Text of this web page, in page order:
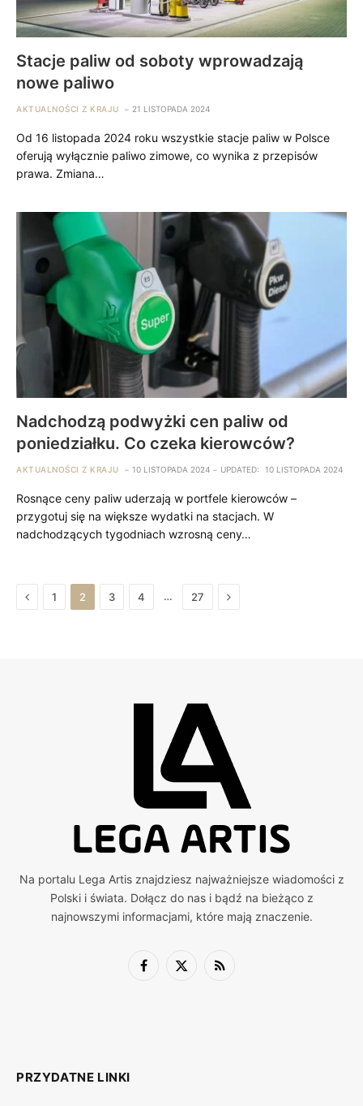
Stacje paliw od soboty wprowadzają
nowe paliwo
AKTUALNOŚCI Z KRAJU 21 LISTOPADA 2024
Od 16 listopada 2024 roku wszystkie stacje paliw w Polsce
oferują wyłącznie paliwo zimowe, co wynika z przepisów
prawa. Zmiana…
Nadchodzą podwyżki cen paliw od
poniedziałku. Co czeka kierowców?
AKTUALNOŚCI Z KRAJU 10 LISTOPADA 2024 UPDATED: 10 LISTOPADA 2024
Rosnące ceny paliw uderzają w portfele kierowców –
przygotuj się na większe wydatki na stacjach. W
nadchodzących tygodniach wzrosną ceny…
Previous
1 2 3 4 … 27 Next
Na portalu Lega Artis znajdziesz najważniejsze wiadomości z
Polski i świata. Dołącz do nas i bądź na bieżąco z
najnowszymi informacjami, które mają znaczenie.
Facebook
X
RSS
PRZYDATNE LINKI